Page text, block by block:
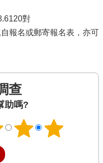
對
報名或郵寄報名表，亦可
查
助嗎?